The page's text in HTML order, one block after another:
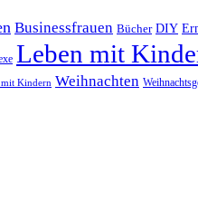
Businessfrauen Bücher DIY
Leben mit
mit Kindern Weihnachten